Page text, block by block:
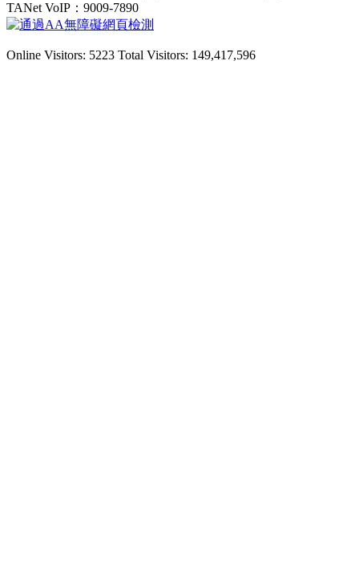
TANet VoIP：9009-7890
Online Visitors: 5223 Total Visitors: 149,417,596